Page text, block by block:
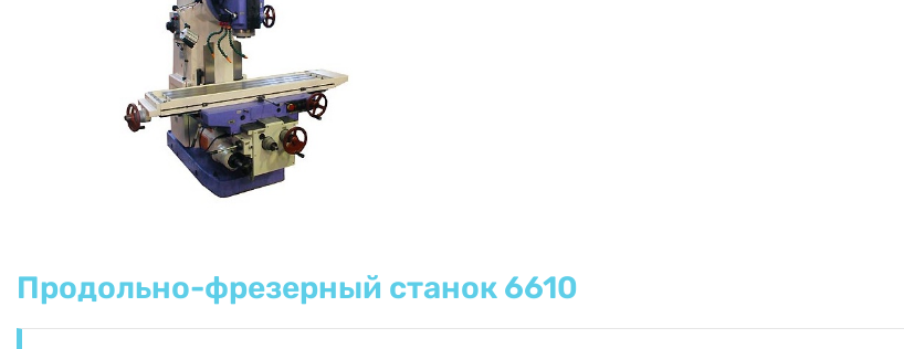
Продольно-фрезерный станок 6610